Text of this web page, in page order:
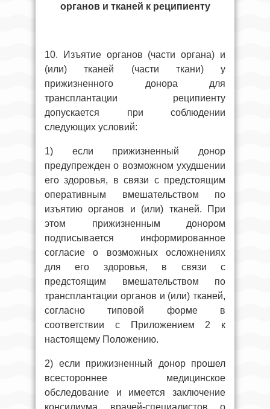
органов и тканей к реципиенту
10. Изъятие органов (части органа) и
(или) тканей (части ткани) у
прижизненного донора для
трансплантации реципиенту
допускается при соблюдении
следующих условий:
1) если прижизненный донор
предупрежден о возможном ухудшении
его здоровья, в связи с предстоящим
оперативным вмешательством по
изъятию органов и (или) тканей. При
этом прижизненным донором
подписывается информированное
согласие о возможных осложнениях
для его здоровья, в связи с
предстоящим вмешательством по
трансплантации органов и (или) тканей,
согласно типовой форме в
соответствии с Приложением 2 к
настоящему Положению.
2) если прижизненный донор прошел
всестороннее медицинское
обследование и имеется заключение
консилиума врачей-специалистов о